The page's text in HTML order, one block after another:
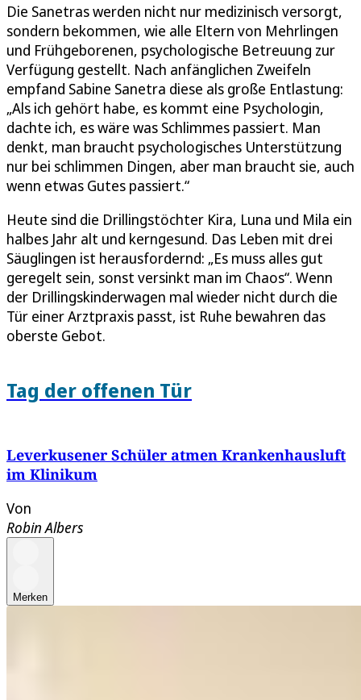
Die Sanetras werden nicht nur medizinisch versorgt,
sondern bekommen, wie alle Eltern von Mehrlingen
und Frühgeborenen, psychologische Betreuung zur
Verfügung gestellt. Nach anfänglichen Zweifeln
empfand Sabine Sanetra diese als große Entlastung:
„Als ich gehört habe, es kommt eine Psychologin,
dachte ich, es wäre was Schlimmes passiert. Man
denkt, man braucht psychologisches Unterstützung
nur bei schlimmen Dingen, aber man braucht sie, auch
wenn etwas Gutes passiert.“
Heute sind die Drillingstöchter Kira, Luna und Mila ein
halbes Jahr alt und kerngesund. Das Leben mit drei
Säuglingen ist herausfordernd: „Es muss alles gut
geregelt sein, sonst versinkt man im Chaos“. Wenn
der Drillingskinderwagen mal wieder nicht durch die
Tür einer Arztpraxis passt, ist Ruhe bewahren das
oberste Gebot.
Tag der offenen Tür
Leverkusener Schüler atmen Krankenhausluft
im Klinikum
Von
Robin Albers
Merken